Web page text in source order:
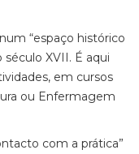
“espaço histórico
XVII. É aqui
em cursos
ou Enfermagem
com a prática”